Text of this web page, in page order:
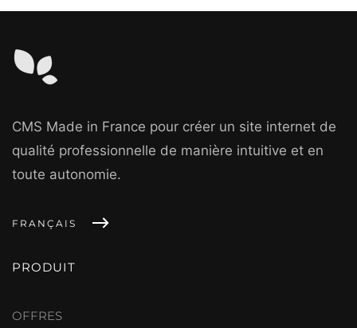
CMS Made in France pour créer un site internet de
qualité professionnelle de manière intuitive et en
toute autonomie.
FRANÇAIS
PRODUIT
OFFRES